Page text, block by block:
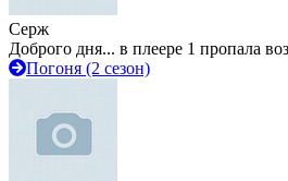
Серж
Доброго дня... в плеере 1 пропала
Погоня (2 сезон)